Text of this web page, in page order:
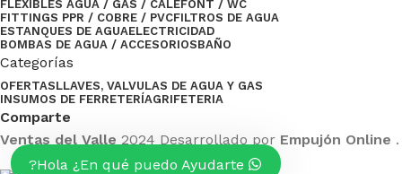
FLEXIBLES AGUA / GAS / CALEFONT / WC
FITTINGS PPR / COBRE / PVCFILTROS DE AGUA
ESTANQUES DE AGUAELECTRICIDAD
BOMBAS DE AGUA / ACCESORIOSBAÑO
Categorías
OFERTASLLAVES, VALVULAS DE AGUA Y GAS
INSUMOS DE FERRETERÍAGRIFETERIA
Comparte
Ventas del Valle 2024 Desarrollado por Empujón Online .
Hola ¿En qué puedo Ayudarte?